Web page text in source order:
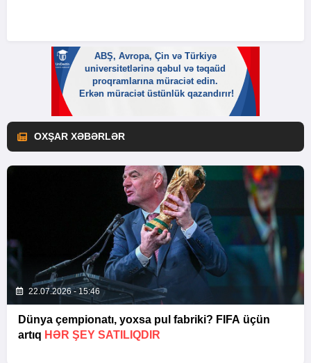
OXŞAR XƏBƏRLƏR
22.07.2026 - 15:46
Dünya çempionatı, yoxsa pul fabriki? FIFA üçün
artıq HƏR ŞEY SATILIQDIR